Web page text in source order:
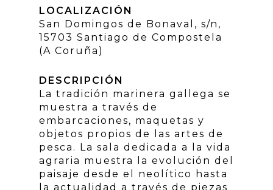
LOCALIZACIÓN
San Domingos de Bonaval, s/n,
15703 Santiago de Compostela
(A Coruña)
DESCRIPCIÓN
La tradición marinera gallega se
muestra a través de
embarcaciones, maquetas y
objetos propios de las artes de
pesca. La sala dedicada a la vida
agraria muestra la evolución del
paisaje desde el neolítico hasta
la actualidad a través de piezas